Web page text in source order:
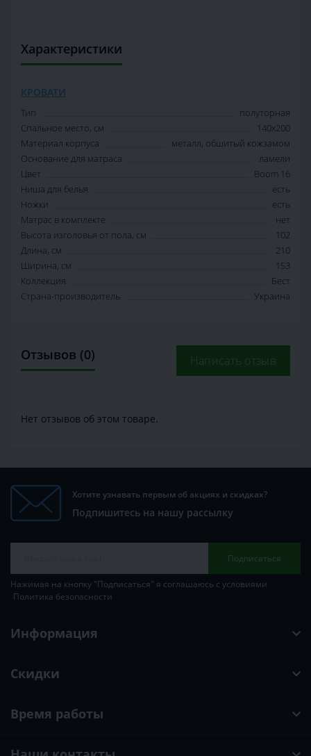
Характеристики
КРОВАТИ
Тип
полуторная
Спальное место, см
140х200
Материал корпуса
металл, обшитый кожзамом
Основание для матраса
ламели
Цвет
Boom 16
Ниша для белья
есть
Ножки
есть
Матрас в комплекте
нет
Высота изголовья от пола, см
102
Длина, см
210
Ширина, см
153
Коллекция
Бест
Страна-производитель
Украина
Отзывов (0) Написать отзыв
Нет отзывов об этом товаре.
Хотите узнавать первым об акциях и скидках?
Подпишитесь на нашу рассылку
Подписаться
Нажимая на кнопку "Подписаться" я соглашаюсь с условиями
Политика безопасности
Информация
Скидки
Время работы